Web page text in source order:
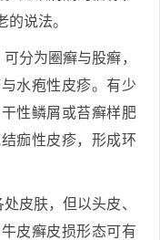
说法。
分为圈癣与股癣，
水疱性皮疹。有少
性鳞屑或苔癣样肥
痂性皮疹，形成环
皮肤，但以头皮、
皮癣皮损形态可有